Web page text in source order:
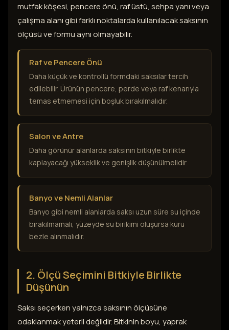
mutfak köşesi, pencere önü, raf üstü, sehpa yanı veya
çalışma alanı gibi farklı noktalarda kullanılacak saksının
ölçüsü ve formu aynı olmayabilir.
Raf ve Pencere Önü
Daha küçük ve kontrollü formdaki saksılar tercih
edilebilir. Ürünün pencere, perde veya raf kenarıyla
temas etmemesi için boşluk bırakılmalıdır.
Salon ve Antre
Daha görünür alanlarda saksının bitkiyle birlikte
kaplayacağı yükseklik ve genişlik düşünülmelidir.
Banyo ve Nemli Alanlar
Banyo gibi nemli alanlarda saksı uzun süre su içinde
bırakılmamalı, yüzeyde su birikimi oluşursa kuru
bezle alınmalıdır.
2. Ölçü Seçimini Bitkiyle Birlikte
Düşünün
Saksı seçerken yalnızca saksının ölçüsüne
odaklanmak yeterli değildir. Bitkinin boyu, yaprak